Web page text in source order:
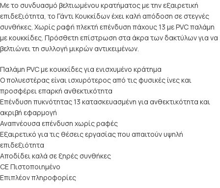
Με το συνδυασμό βελτιωμένου κρατήματος με την εξαιρετική
επιδεξιότητα, το Γάντι Κουκκίδων έχει καλή απόδοση σε στεγνές
συνθήκες. Χωρίς ραφή πλεκτή επένδυση πάχους 13 με PVC παλάμη
με κουκκίδες. Πρόσθετη επίστρωση στα άκρα των δακτύλων για να
βελτιώνει τη συλλογή μικρών αντικειμένων.
Παλάμη PVC με κουκκίδες για ενισχυμένο κράτημα
Ο πολυεστέρας είναι ισχυρότερος από τις φυσικές ίνες και
προσφέρει επαρκή ανθεκτικότητα
Επένδυση πυκνότητας 13 κατασκευασμένη για ανθεκτικότητα και
ακριβή εφαρμογή
Αναπνέουσα επένδυση χωρίς ραφές
Εξαιρετικό για τις θέσεις εργασίας που απαιτούν υψηλή
επιδεξιότητα
Αποδίδει καλά σε ξηρές συνθήκες
CE Πιστοποιημένο
Επιπλέον πληροφορίες